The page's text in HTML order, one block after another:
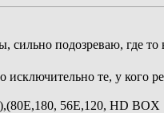
сильно подозреваю, где то
те, у кого
56E,120, HD